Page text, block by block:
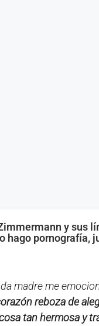
y sus
hago pornografía,
madre me
reboza de
tan hermosa y